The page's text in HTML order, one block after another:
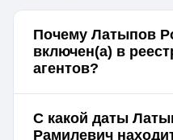
Почему Латыпов
включен(а) в
агентов?
С какой даты
Рамилевич